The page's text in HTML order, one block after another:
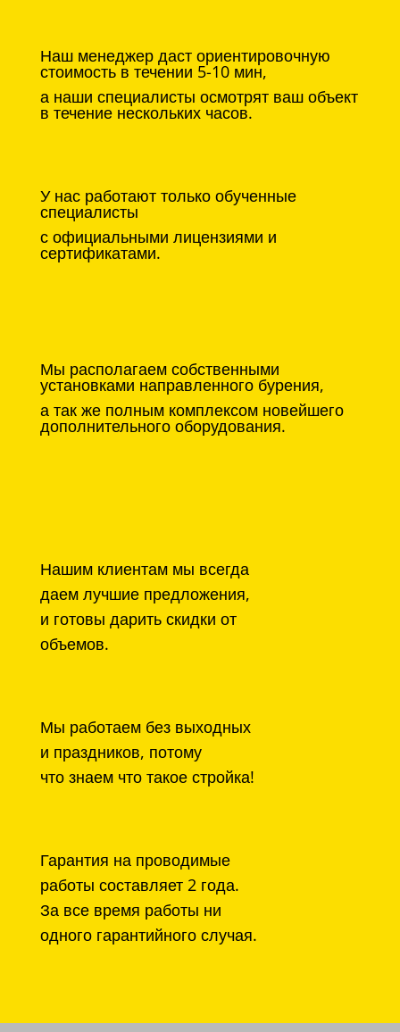
Наш менеджер даст ориентировочную
стоимость в течении 5-10 мин,
а наши специалисты осмотрят ваш объект
в течение нескольких часов.
У нас работают только обученные
специалисты
с официальными лицензиями и
сертификатами.
Мы располагаем собственными
установками направленного бурения,
а так же полным комплексом новейшего
дополнительного оборудования.
Нашим клиентам мы всегда
даем лучшие предложения,
и готовы дарить скидки от
объемов.
Мы работаем без выходных
и праздников, потому
что знаем что такое стройка!
Гарантия на проводимые
работы составляет 2 года.
За все время работы ни
одного гарантийного случая.